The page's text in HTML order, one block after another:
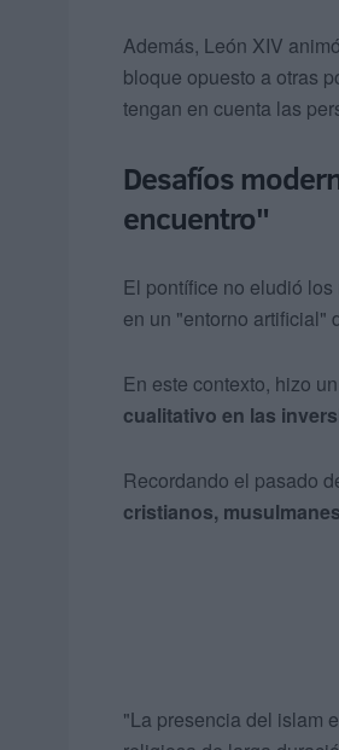
Además, León XIV
bloque opuesto a otras
tengan en cuenta las
Desafíos
encuentro"
El pontífice no eludió
en un "entorno artificial"
En este contexto, hizo
cualitativo en las
Recordando el pasado
cristianos,
"La presencia del islam